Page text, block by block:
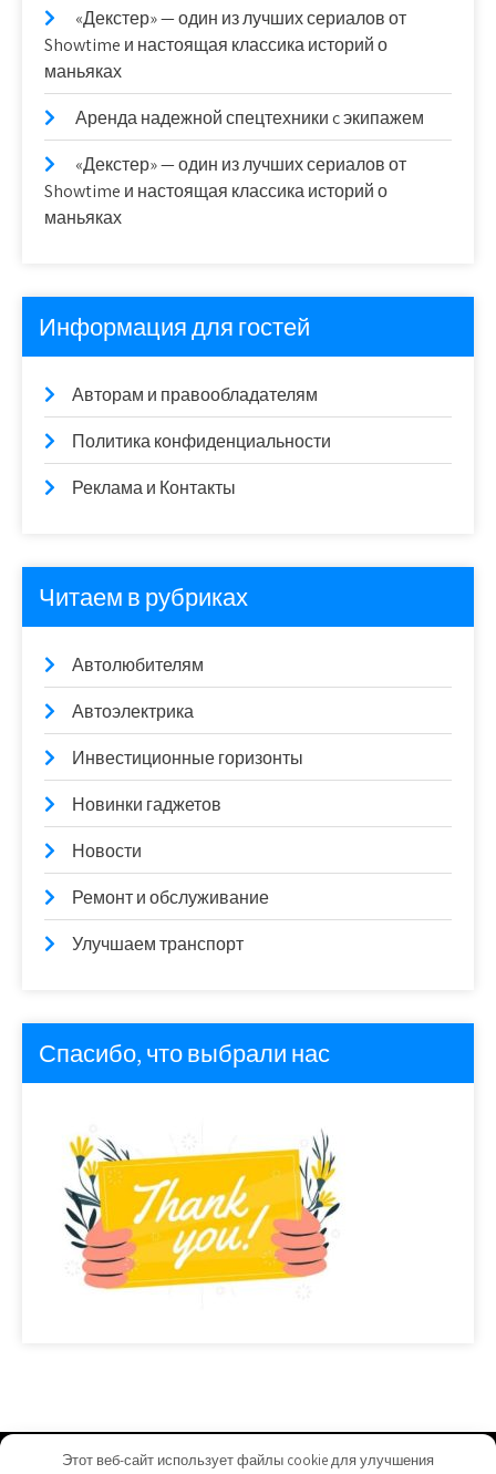
«Декстер» — один из лучших сериалов от
Showtime и настоящая классика историй о
маньяках
Аренда надежной спецтехники c экипажем
«Декстер» — один из лучших сериалов от
Showtime и настоящая классика историй о
маньяках
Информация для гостей
Авторам и правообладателям
Политика конфиденциальности
Реклама и Контакты
Читаем в рубриках
Автолюбителям
Автоэлектрика
Инвестиционные горизонты
Новинки гаджетов
Новости
Ремонт и обслуживание
Улучшаем транспорт
Спасибо, что выбрали нас
Этот веб-сайт использует файлы cookie для улучшения